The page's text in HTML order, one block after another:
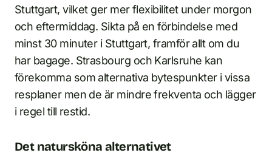
Stuttgart, vilket ger mer flexibilitet under morgon
och eftermiddag. Sikta på en förbindelse med
minst 30 minuter i Stuttgart, framför allt om du
har bagage. Strasbourg och Karlsruhe kan
förekomma som alternativa bytespunkter i vissa
resplaner men de är mindre frekventa och lägger
i regel till restid.
Det natursköna alternativet